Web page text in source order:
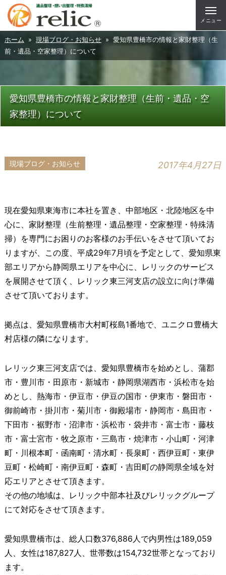
メニュー
ホーム » 現場ブログ・お知らせ» 愛知県豊橋市の情報と家財整理（生
前・遺品・空家整理）について
愛知県豊橋市の情報と家財整理（生前・遺品・空
家整理）について
現場ブログ・お知らせ 2017年4月27日
現在愛知県東海市に本社を置き、中部地区・北陸地区を中
心に、家財整理（生前整理・遺品整理・空家整理・特殊清
掃）を専門にお困りのお客様のお手伝いをさせて頂いてお
りますが、この度、平成29年7月頃を予定として、愛知県東
部エリアから静岡県エリアを中心に、レリックのサービス
を展開させて頂く、レリック東三河支店の設立に向け準備
させて頂いております。
拠点は、愛知県豊橋市大村町桜島1番地で、ユニクロ豊橋大
村店様の隣になります。
レリック東三河支店では、愛知県豊橋市を始めとし、蒲郡
市・豊川市・田原市・新城市・静岡県湖西市・浜松市を始
めとし、熱海市・伊豆市・伊豆の国市・伊東市・磐田市・
御前崎市・掛川市・菊川市・御殿場市・静岡市・島田市・
下田市・裾野市・沼津市・浜松市・袋井市・富士市・藤枝
市・富士宮市・牧之原市・三島市・焼津市・小山町・河津
町・川根本町・函南町・清水町・長泉町・西伊豆町・東伊
豆町・松崎町・南伊豆町・森町・吉田町の静岡県全域を対
応エリアとさせて頂きます。
その他の地域は、レリック中部本社及びレリックグループ
にて対応をさせて頂きます。
愛知県豊橋市は、総人口数376,886人で内男性は189,059
人、女性は187,827人、世帯数は154,732世帯となっており
ます。